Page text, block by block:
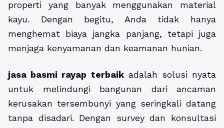
properti yang banyak menggunakan material
kayu. Dengan begitu, Anda tidak hanya
menghemat biaya jangka panjang, tetapi juga
menjaga kenyamanan dan keamanan hunian.
jasa basmi rayap terbaikadalah solusi nyata
untuk melindungi bangunan dari ancaman
kerusakan tersembunyi yang seringkali datang
tanpa disadari. Dengan survey dan konsultasi